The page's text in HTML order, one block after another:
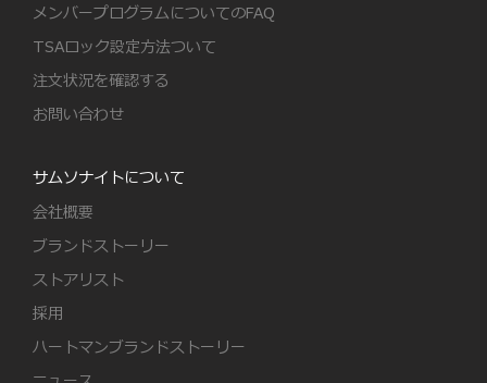
メンバープログラムについてのFAQ
TSAロック設定方法ついて
注文状況を確認する
お問い合わせ
サムソナイトについて
会社概要
ブランドストーリー
ストアリスト
採用
ハートマンブランドストーリー